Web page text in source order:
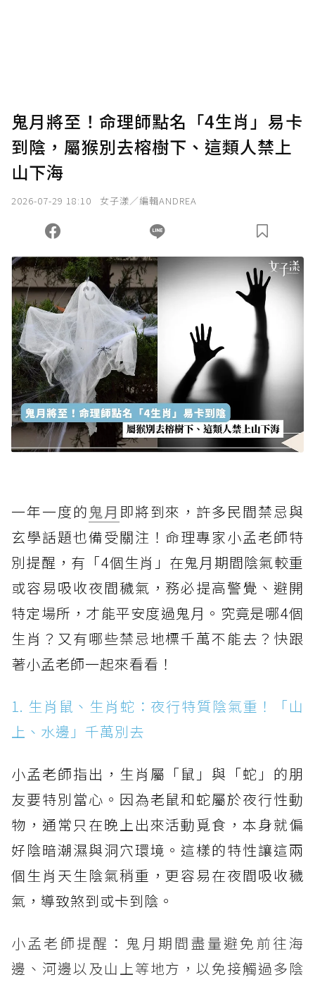
鬼月將至！命理師點名「4生肖」易卡
到陰，屬猴別去榕樹下、這類人禁上
山下海
2026-07-29 18:10 女子漾／編輯ANDREA
一年一度的 鬼月 即將到來，許多民間禁忌與
玄學話題也備受關注！命理專家小孟老師特
別提醒，有「4個生肖」在鬼月期間陰氣較重
或容易吸收夜間穢氣，務必提高警覺、避開
特定場所，才能平安度過鬼月。究竟是哪4個
生肖？又有哪些禁忌地標千萬不能去？快跟
著小孟老師一起來看看！
1. 生肖鼠、生肖蛇：夜行特質陰氣重！「山
上、水邊」千萬別去
小孟老師指出，生肖屬「鼠」與「蛇」的朋
友要特別當心。因為老鼠和蛇屬於夜行性動
物，通常只在晚上出來活動覓食，本身就偏
好陰暗潮濕與洞穴環境。這樣的特性讓這兩
個生肖天生陰氣稍重，更容易在夜間吸收穢
氣，導致煞到或卡到陰。
小孟老師提醒：鬼月期間盡量避免前往海
邊、河邊以及山上等地方，以免接觸過多陰